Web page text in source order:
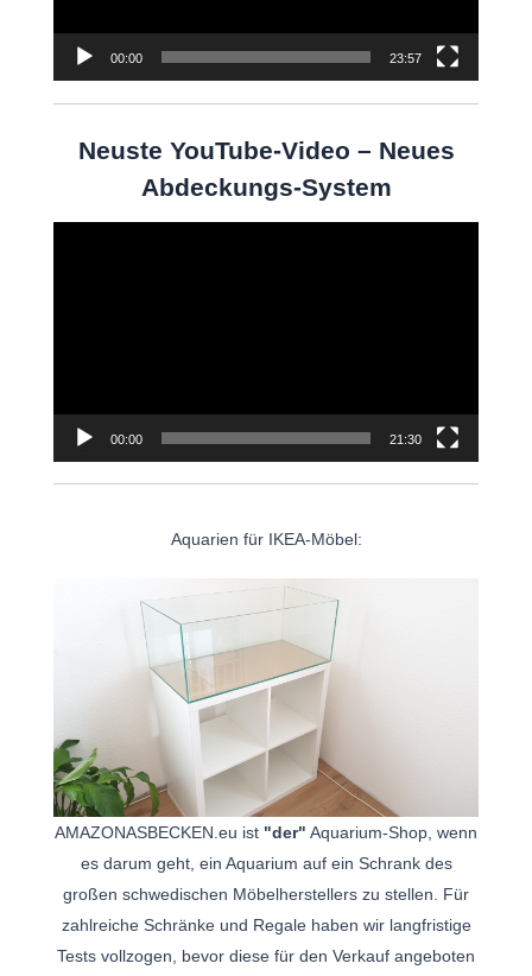
00:00 23:57
Neuste YouTube-Video – Neues
Abdeckungs-System
00:00 21:30
Aquarien für IKEA-Möbel:
AMAZONASBECKEN.eu ist "der" Aquarium-Shop, wenn
es darum geht, ein Aquarium auf ein Schrank des
großen schwedischen Möbelherstellers zu stellen. Für
zahlreiche Schränke und Regale haben wir langfristige
Tests vollzogen, bevor diese für den Verkauf angeboten